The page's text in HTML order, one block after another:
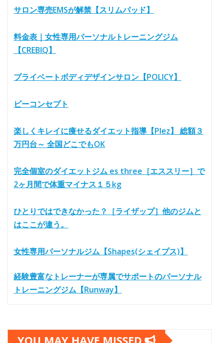
サロン専売EMSが解禁【スリムパッド】
料金表｜女性専用パーソナルトレーニングジム
【CREBIQ】
プライベートボディデザインサロン【POLICY】
ビーコンセプト
楽しくキレイに痩せるダイエット指導【Plez】 総額３
万円台～ 全国どこでもOK
完全個室のダイエットジム es three［エススリー］で
2ヶ月間で体重マイナス１５kg
ひとりではできなかった？［ライザップ］他のジムと
はここが違う。
女性専用パーソナルジム【Shapes(シェイプス)】
経験豊富なトレーナーが専属でサポートのパーソナル
トレーニングジム【Runway】